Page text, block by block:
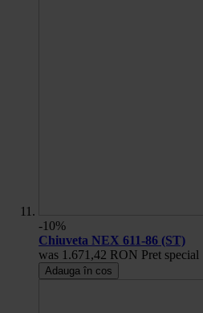
-10%
Chiuveta NEX 611-86 (ST)
was 1.671,42 RON Pret special
Adauga în cos